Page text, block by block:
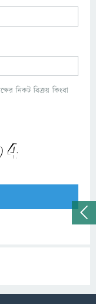
নিকট বিক্রয় কিংবা